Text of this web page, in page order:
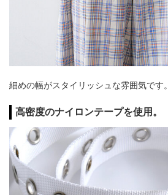
細めの幅がスタイリッシュな雰囲気です。
高密度のナイロンテープを使用。